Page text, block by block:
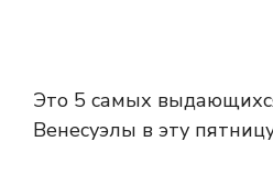
Это 5 самых
Венесуэлы в эту